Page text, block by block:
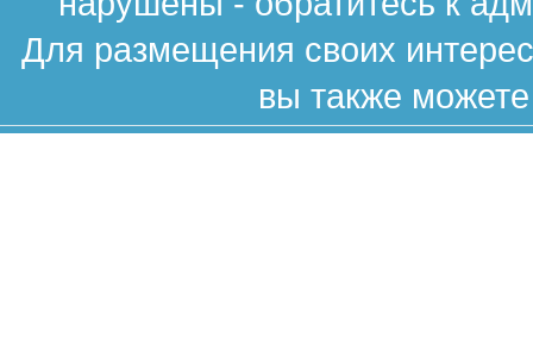
Для размещения своих
вы также